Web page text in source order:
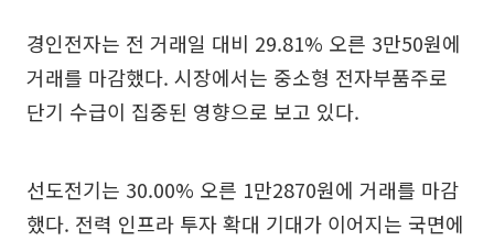
경인전자는 전 거래일 대비 29.81% 오른 3만50원에
거래를 마감했다. 시장에서는 중소형 전자부품주로
단기 수급이 집중된 영향으로 보고 있다.
선도전기는 30.00% 오른 1만2870원에 거래를 마감
했다. 전력 인프라 투자 확대 기대가 이어지는 국면에